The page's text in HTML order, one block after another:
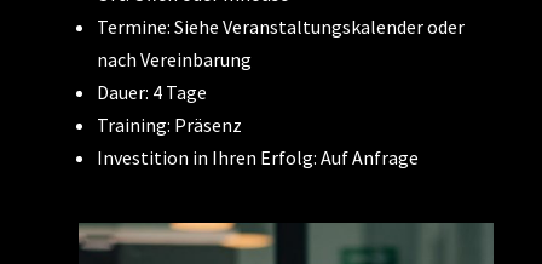
Termine: Siehe Veranstaltungskalender oder
nach Vereinbarung
Dauer: 4 Tage
Training: Präsenz
Investition in Ihren Erfolg: Auf Anfrage